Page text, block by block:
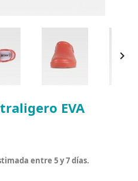

EVA
entre 5 y 7 días.